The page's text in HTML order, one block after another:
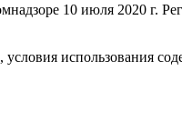
10 июля 2020
условия использования